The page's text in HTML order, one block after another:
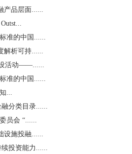
产品层面......
准的中国......
解析可持......
设活动——......
准的中国......
...
分类目录......
员会 “......
设施投融......
投资能力......